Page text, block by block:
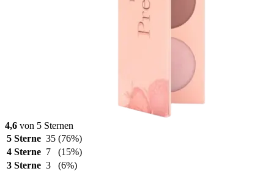
4,6 von 5 Sternen
5 Sterne 35 (76%)
4 Sterne 7
(15%)
3 Sterne 3
(6%)